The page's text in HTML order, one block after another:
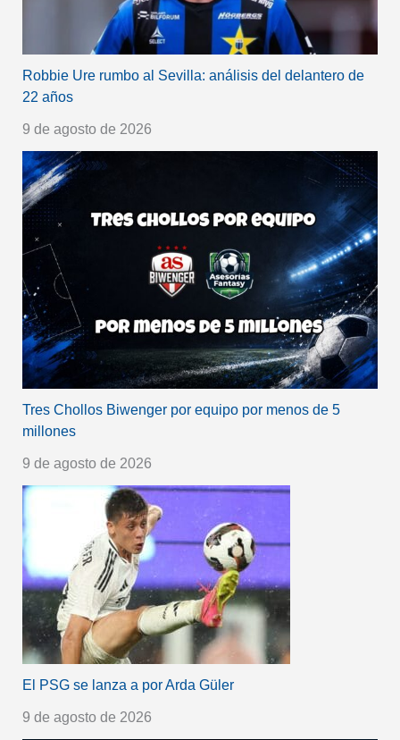
Robbie Ure rumbo al Sevilla: análisis del delantero de
22 años
9 de agosto de 2026
Tres Chollos Biwenger por equipo por menos de 5
millones
9 de agosto de 2026
El PSG se lanza a por Arda Güler
9 de agosto de 2026